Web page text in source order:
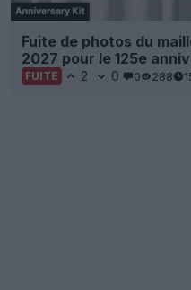
Fuite de photos du
2027 pour le 125e
FUITE 2 0 0 288